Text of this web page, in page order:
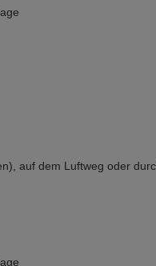
auf dem Luftweg oder